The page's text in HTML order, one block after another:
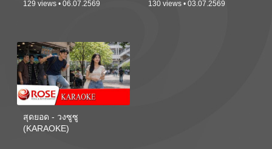
129 views • 06.07.2569 130 views • 03.07.2569
สุดยอด - วงซูซู
(KARAOKE)